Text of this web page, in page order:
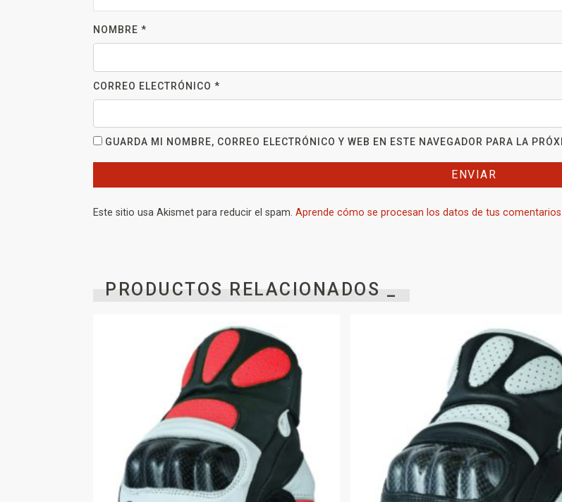
NOMBRE *
CORREO ELECTRÓNICO *
GUARDA MI NOMBRE, CORREO ELECTRÓNICO Y WEB EN ESTE NAVEGADOR PARA LA
Este sitio usa Akismet para reducir el spam. Aprende cómo se procesan los datos de tus comentarios.
PRODUCTOS RELACIONADOS _